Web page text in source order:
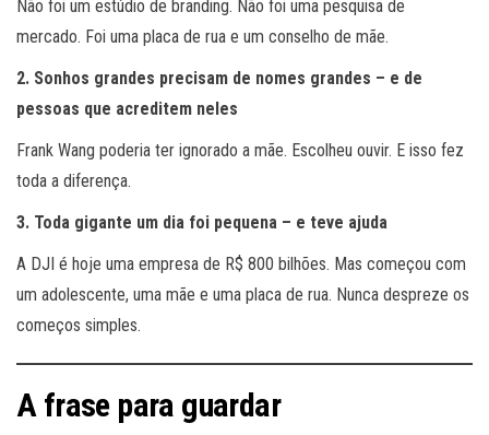
Não foi um estúdio de branding. Não foi uma pesquisa de
mercado. Foi uma placa de rua e um conselho de mãe.
2. Sonhos grandes precisam de nomes grandes – e de
pessoas que acreditem neles
Frank Wang poderia ter ignorado a mãe. Escolheu ouvir. E isso fez
toda a diferença.
3. Toda gigante um dia foi pequena – e teve ajuda
A DJI é hoje uma empresa de R$ 800 bilhões. Mas começou com
um adolescente, uma mãe e uma placa de rua. Nunca despreze os
começos simples.
A frase para guardar